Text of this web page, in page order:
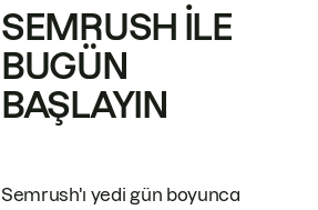
SEMRUSH ILE
BUGÜN
BAŞLAYIN
Semrush'ı yedi gün boyunca